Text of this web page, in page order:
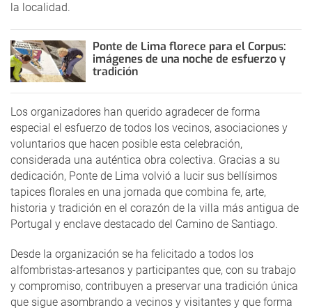
la localidad.
Ponte de Lima florece para el Corpus:
imágenes de una noche de esfuerzo y
tradición
Los organizadores han querido agradecer de forma
especial el esfuerzo de todos los vecinos, asociaciones y
voluntarios que hacen posible esta celebración,
considerada una auténtica obra colectiva. Gracias a su
dedicación, Ponte de Lima volvió a lucir sus bellísimos
tapices florales en una jornada que combina fe, arte,
historia y tradición en el corazón de la villa más antigua de
Portugal y enclave destacado del Camino de Santiago.
Desde la organización se ha felicitado a todos los
alfombristas-artesanos y participantes que, con su trabajo
y compromiso, contribuyen a preservar una tradición única
que sigue asombrando a vecinos y visitantes y que forma